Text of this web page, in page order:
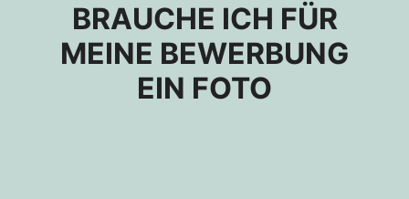
BRAUCHE ICH FÜR
MEINE BEWERBUNG
EIN FOTO